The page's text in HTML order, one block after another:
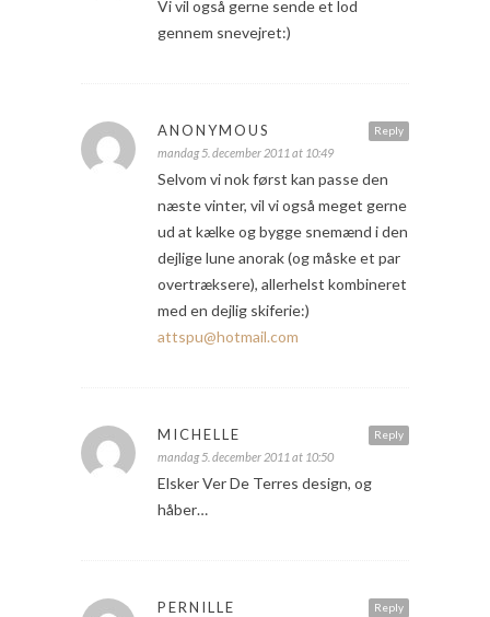
Vi vil også gerne sende et lod
gennem snevejret:)
Reply
ANONYMOUS
mandag 5. december 2011 at 10:49
Selvom vi nok først kan passe den
næste vinter, vil vi også meget gerne
ud at kælke og bygge snemænd i den
dejlige lune anorak (og måske et par
overtræksere), allerhelst kombineret
med en dejlig skiferie:)
attspu@hotmail.com
Reply
MICHELLE
mandag 5. december 2011 at 10:50
Elsker Ver De Terres design, og
håber…
Reply
PERNILLE